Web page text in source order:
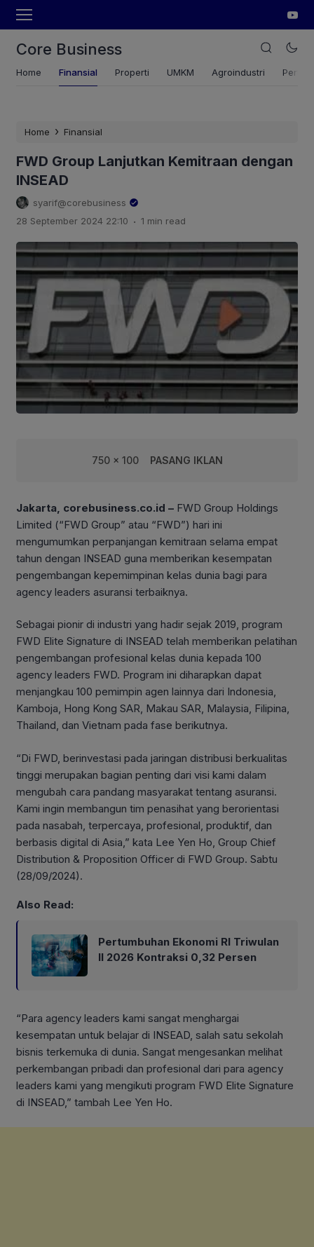
Core Business
Home Finansial Properti UMKM Agroindustri
Home › Finansial
FWD Group Lanjutkan Kemitraan dengan
INSEAD
syarif@corebusiness
28 September 2024 22:10 . 1 min read
750 x 100 PASANG IKLAN
Jakarta, corebusiness.co.id – FWD Group Holdings
Limited (“FWD Group” atau “FWD”) hari ini
mengumumkan perpanjangan kemitraan selama empat
tahun dengan INSEAD guna memberikan kesempatan
pengembangan kepemimpinan kelas dunia bagi para
agency leaders asuransi terbaiknya.
Sebagai pionir di industri yang hadir sejak 2019, program
FWD Elite Signature di INSEAD telah memberikan pelatihan
pengembangan profesional kelas dunia kepada 100
agency leaders FWD. Program ini diharapkan dapat
menjangkau 100 pemimpin agen lainnya dari Indonesia,
Kamboja, Hong Kong SAR, Makau SAR, Malaysia, Filipina,
Thailand, dan Vietnam pada fase berikutnya.
“Di FWD, berinvestasi pada jaringan distribusi berkualitas
tinggi merupakan bagian penting dari visi kami dalam
mengubah cara pandang masyarakat tentang asuransi.
Kami ingin membangun tim penasihat yang berorientasi
pada nasabah, terpercaya, profesional, produktif, dan
berbasis digital di Asia,” kata Lee Yen Ho, Group Chief
Distribution & Proposition Officer di FWD Group. Sabtu
(28/09/2024).
Also Read:
Pertumbuhan Ekonomi RI Triwulan
II 2026 Kontraksi 0,32 Persen
“Para agency leaders kami sangat menghargai
kesempatan untuk belajar di INSEAD, salah satu sekolah
bisnis terkemuka di dunia. Sangat mengesankan melihat
perkembangan pribadi dan profesional dari para agency
leaders kami yang mengikuti program FWD Elite Signature
di INSEAD,” tambah Lee Yen Ho.